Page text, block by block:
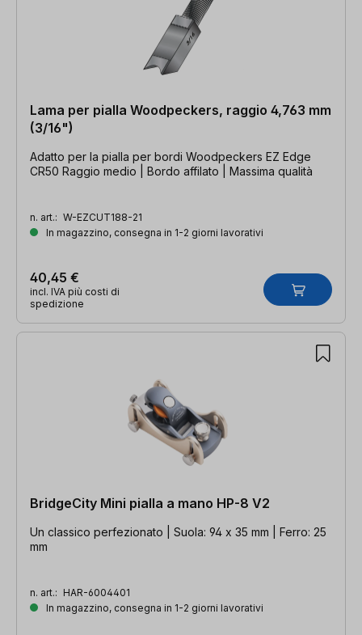
Lama per pialla Woodpeckers, raggio 4,763 mm
(3/16")
Adatto per la pialla per bordi Woodpeckers EZ Edge
CR50 Raggio medio | Bordo affilato | Massima qualità
n. art.: W-EZCUT188-21
In magazzino, consegna in 1-2 giorni lavorativi
40,45 €
incl. IVA più costi di
spedizione
BridgeCity Mini pialla a mano HP-8 V2
Un classico perfezionato | Suola: 94 x 35 mm | Ferro: 25
mm
n. art.: HAR-6004401
In magazzino, consegna in 1-2 giorni lavorativi